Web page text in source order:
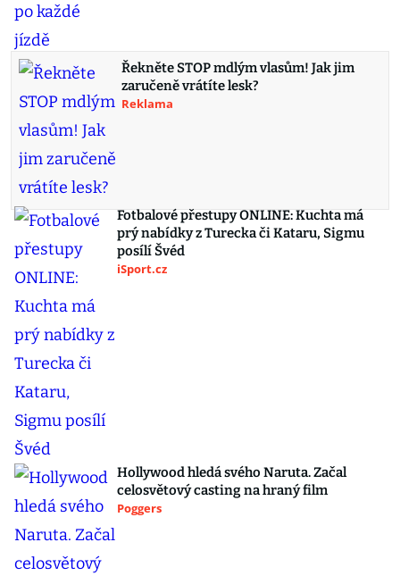
Řekněte STOP mdlým vlasům! Jak jim
zaručeně vrátíte lesk?
Reklama
Fotbalové přestupy ONLINE: Kuchta má
prý nabídky z Turecka či Kataru, Sigmu
posílí Švéd
iSport.cz
Hollywood hledá svého Naruta. Začal
celosvětový casting na hraný film
Poggers